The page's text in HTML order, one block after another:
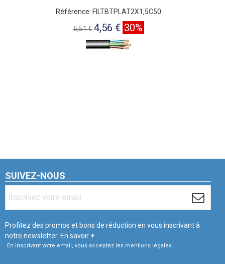
Référence: FILTBTPLAT2X1,5C50
6,51 € 4,56 € 30%
SUIVEZ-NOUS
Profitez des promos et bons de réduction en vous inscrivant à
notre newsletter. En savoir +
En inscrivant votre email, vous acceptez les mentions légales